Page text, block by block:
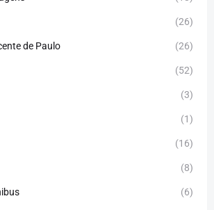
(26)
de Paulo (26)
(52)
(3)
(1)
(16)
(8)
(6)